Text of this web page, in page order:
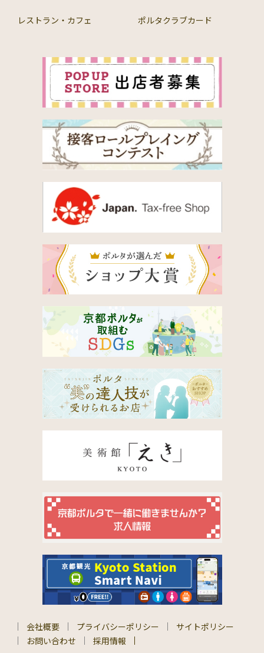
レストラン・カフェ ポルタクラブカード
会社概要 プライバシーポリシー
サイトポリシー
お問い合わせ
採用情報